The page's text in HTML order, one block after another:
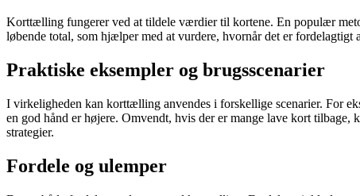
Korttælling fungerer ved at tildele værdier til kortene. En populær
løbende total, som hjælper med at vurdere, hvornår det er
Praktiske eksempler og brugsscenarier
I virkeligheden kan korttælling anvendes i forskellige scenarier. For
en god hånd er højere. Omvendt, hvis der er mange lave kort
strategier.
Fordele og ulemper